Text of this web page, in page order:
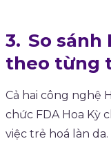
So sánh
theo từng
Cả hai công nghệ
chức FDA Hoa Kỳ
việc trẻ hoá làn